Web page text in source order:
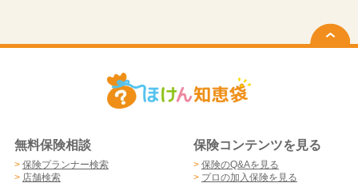
無料保険相談
> 保険プランナー検索
> 店舗検索
保険コンテンツを見る
> 保険のQ&Aを見る
> プロの加入保険を見る